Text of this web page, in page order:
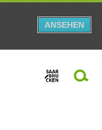
ANSEHEN